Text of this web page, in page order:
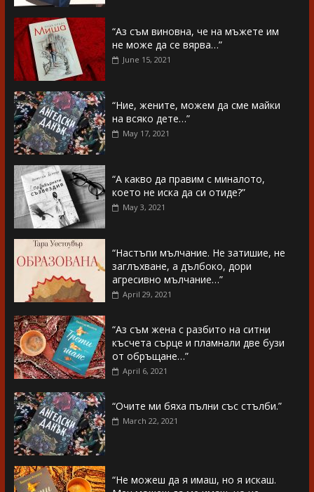
“Аз съм виновна, че на мъжете им
не може да се вярва…”
June 15, 2021
“Ние, жените, можем да сме майки
на всяко дете…”
May 17, 2021
“А какво да правим с миналото,
което не иска да си отиде?”
May 3, 2021
“Настъпи мълчание. Не затишие, не
заглъхване, а дълбоко, дори
агресивно мълчание…”
April 29, 2021
“Аз съм жена с разбито на ситни
късчета сърце и пламнали две бузи
от обръщане…”
April 6, 2021
“Очите ми бяха пълни със стълби.”
March 22, 2021
“Не можеш да я имаш, но я искаш.